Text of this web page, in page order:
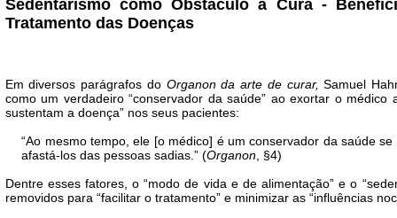
Sedentarismo como Obstáculo à Cura -
Tratamento das Doenças
Em diversos parágrafos do Organon da arte de curar,Samuel
como um verdadeiro “conservador da saúde” ao exortar o
sustentam a doença” nos seus pacientes:
“Ao mesmo tempo, ele [o médico] é um conservador da saúde
afastá-los das pessoas sadias.” (Organon , §4)
Dentre esses fatores, o “modo de vida e de alimentação” e o
removidos para “facilitar o tratamento” e minimizar as “influências